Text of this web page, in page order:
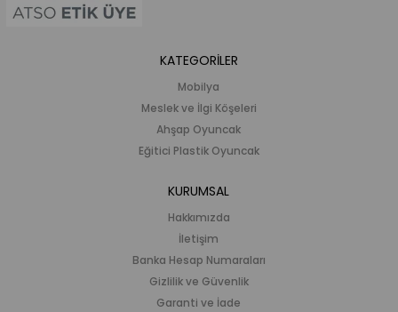
KATEGORİLER
Mobilya
Meslek ve İlgi Köşeleri
Ahşap Oyuncak
Eğitici Plastik Oyuncak
KURUMSAL
Hakkımızda
İletişim
Banka Hesap Numaraları
Gizlilik ve Güvenlik
Garanti ve İade